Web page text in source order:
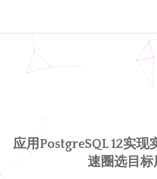
技术随记
应用PostgreSQL 12实现
速圈选目标